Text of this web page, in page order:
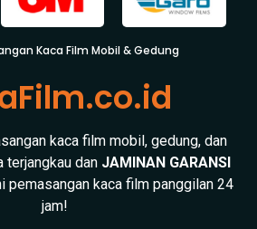
Kaca Film Mobil & Gedung
kaca film mobil, gedung, dan
terjangkau dan JAMINAN GARANSI
pemasangan kaca film panggilan 24
jam!